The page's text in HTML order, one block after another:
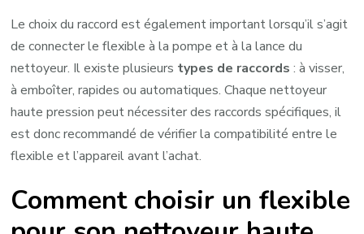
Le choix du raccord est également important lorsqu’il s’agit
de connecter le flexible à la pompe et à la lance du
nettoyeur. Il existe plusieurs types de raccords : à visser,
à emboîter, rapides ou automatiques. Chaque nettoyeur
haute pression peut nécessiter des raccords spécifiques, il
est donc recommandé de vérifier la compatibilité entre le
flexible et l’appareil avant l’achat.
Comment choisir un flexible